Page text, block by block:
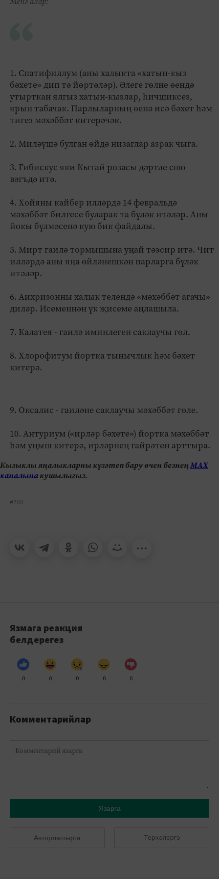
1. Спатифиллум (аны халыкта «хатын-кыз
бәхете» дип тә йөртәләр). Әлеге гөлне өендә
утырткан ялгыз хатын-кызлар, һичшиксез,
ярын табачак. Парлыларның өенә исә бәхет һәм
тигез мәхәббәт китерәчәк.
2. Миләүшә булган өйдә низаглар азрак чыга.
3. Гибискус яки Кытай розасы дәртле сөю
вәгъдә итә.
4. Хойяны кайбер илләрдә 14 февральдә
мәхәббәт билгесе буларак та бүләк итәләр. Аны
йокы бүлмәсенә кую бик файдалы.
5. Мирт гаилә тормышына уңай тәэсир итә. Чит
илләрдә аны яңа өйләнешкән парларга бүләк
итәләр.
6. Аихризонны халык телендә «мәхәббәт агачы»
диләр. Исеменнән үк җисеме аңлашыла.
7. Калатея - гаилә иминлеген саклаучы гөл.
8. Хлорофитум йортка тынычлык һәм бәхет
китерә.
9. Оксалис - гаиләне саклаучы мәхәббәт гөле.
10. Антуриум («ирләр бәхете») йортка мәхәббәт
һәм уңыш китерә, ирләрнең гайрәтен арттыра.
Кызыклы яңалыкларны күзәтеп бару өчен безнеңМАХ
каналынакушылыгыз.
#250
Язмага реакция
белдерегез
0 0 0 0 0
Комментарийлар
Язарга
Авторлашырга Теркәлергә